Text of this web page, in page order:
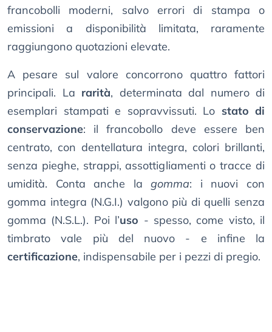
francobolli moderni, salvo errori di stampa o
emissioni a disponibilità limitata, raramente
raggiungono quotazioni elevate.
A pesare sul valore concorrono quattro fattori
principali. La rarità, determinata dal numero di
esemplari stampati e sopravvissuti. Lo stato di
conservazione: il francobollo deve essere ben
centrato, con dentellatura integra, colori brillanti,
senza pieghe, strappi, assottigliamenti o tracce di
umidità. Conta anche lagomma: i nuovi con
gomma integra (N.G.I.) valgono più di quelli senza
gomma (N.S.L.). Poi l’uso - spesso, come visto, il
timbrato vale più del nuovo - e infine la
certificazione, indispensabile per i pezzi di pregio.